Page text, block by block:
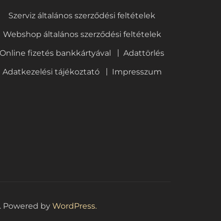
Szerviz általános szerződési feltételek
Webshop általános szerződési feltételek
Online fizetés bankkártyával
Adattörlés
Adatkezelési tájékoztató
Impresszum
. Powered by WordPress.